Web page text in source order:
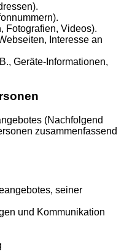
Fotografien, Videos).
Interesse an
Geräte-Informationen,
(Nachfolgend
zusammenfassend
seiner
und Kommunikation